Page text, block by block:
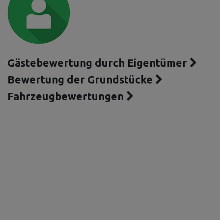
Gästebewertung durch Eigentümer
Bewertung der Grundstücke
Fahrzeugbewertungen